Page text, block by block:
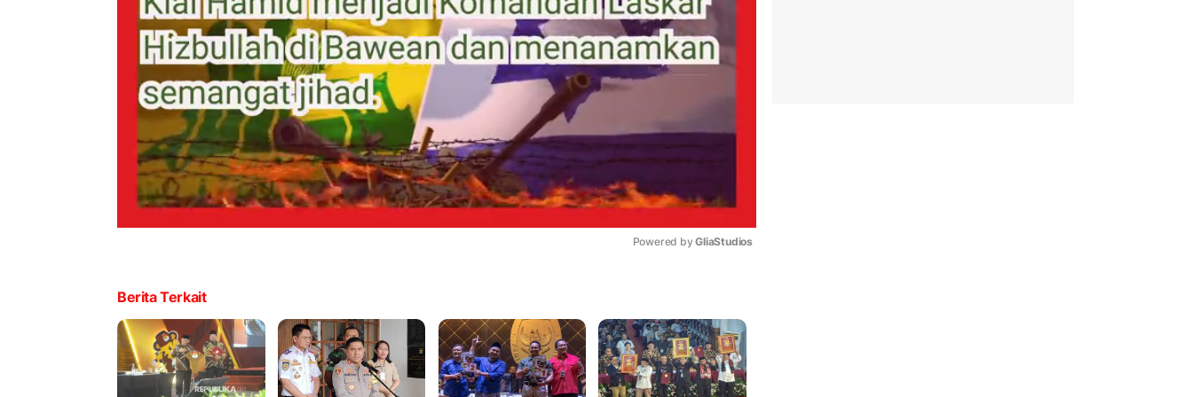
Powered by GliaStudios
Berita Terkait